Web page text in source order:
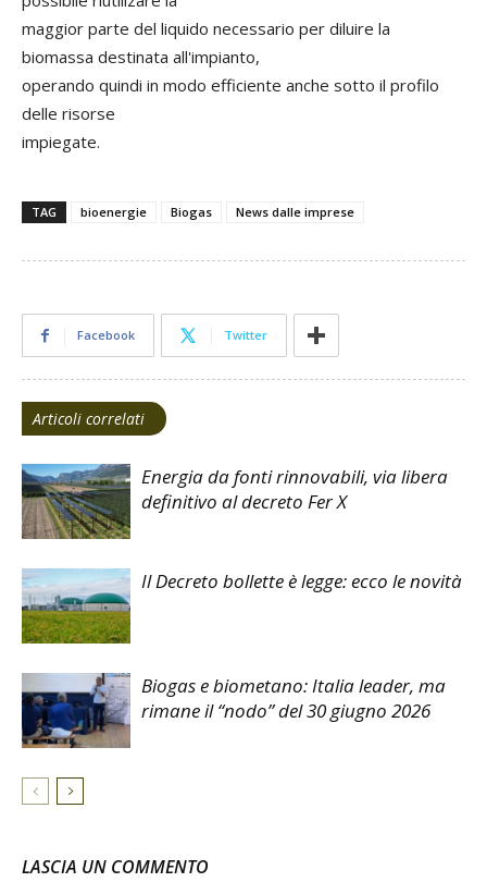
maggior parte del liquido necessario per diluire la
biomassa destinata all'impianto,
operando quindi in modo efficiente anche sotto il profilo
delle risorse
impiegate.
TAG bioenergie Biogas News dalle imprese
Facebook Twitter
Articoli correlati
Energia da fonti rinnovabili, via libera
definitivo al decreto Fer X
Il Decreto bollette è legge: ecco le novità
Biogas e biometano: Italia leader, ma
rimane il “nodo” del 30 giugno 2026
LASCIA UN COMMENTO